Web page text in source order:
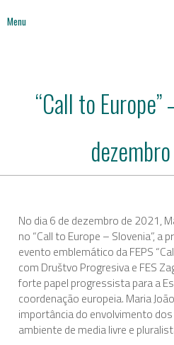
Menu
Notícias
Assuntos
Políticas Económicas
Futuro da Europa
Assuntos Internacionais
Mapeamento
Livros
Sobre
“Call to
No dia 6 de dezembro de 2021,
no “Call to Europe – Slovenia”, a
evento emblemático da FEPS
com Društvo Progresiva e FES
forte papel progressista para a
coordenação europeia. Maria
importância do envolvimento
ambiente de media livre e